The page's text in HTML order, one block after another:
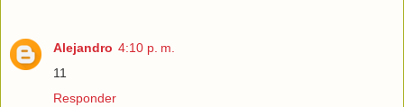
Alejandro 4:10 p. m.
11
Responder